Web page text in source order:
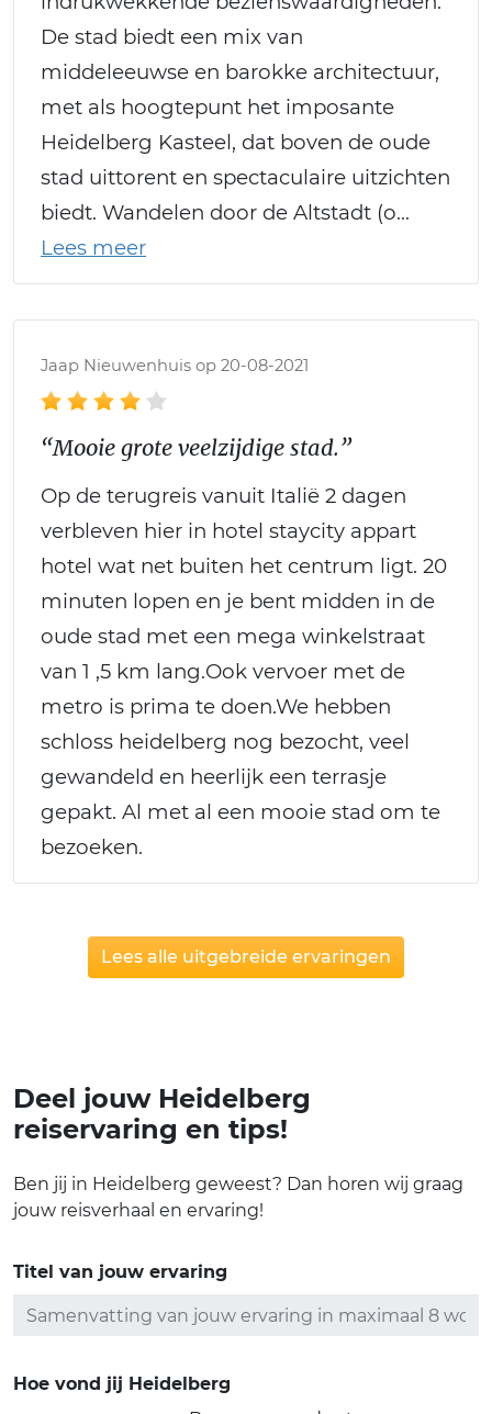
De stad biedt een mix van
middeleeuwse en barokke architectuur,
met als hoogtepunt het imposante
Heidelberg Kasteel, dat boven de oude
stad uittorent en spectaculaire uitzichten
biedt. Wandelen door de Altstadt (o
Jaap Nieuwenhuis op 20-08-2021
“Mooie grote veelzijdige stad.”
Op de terugreis vanuit Italië 2 dagen
verbleven hier in hotel staycity appart
hotel wat net buiten het centrum ligt. 20
minuten lopen en je bent midden in de
oude stad met een mega winkelstraat
van 1 ,5 km lang.Ook vervoer met de
metro is prima te doen.We hebben
schloss heidelberg nog bezocht, veel
gewandeld en heerlijk een terrasje
gepakt. Al met al een mooie stad om te
bezoeken.
Lees alle uitgebreide ervaringen
Deel jouw Heidelberg
reiservaring en tips!
Ben jij in Heidelberg geweest? Dan horen wij graag
jouw reisverhaal en ervaring!
Titel van jouw ervaring
Hoe vond jij Heidelberg